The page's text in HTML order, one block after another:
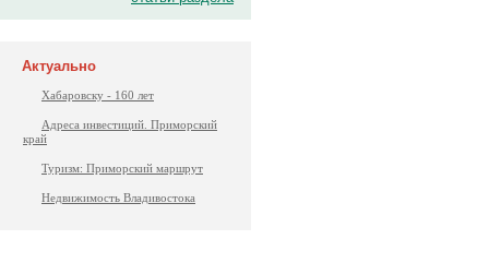
Актуально
Хабаровску - 160 лет
Адреса инвестиций. Приморский
край
Туризм: Приморский маршрут
Недвижимость Владивостока